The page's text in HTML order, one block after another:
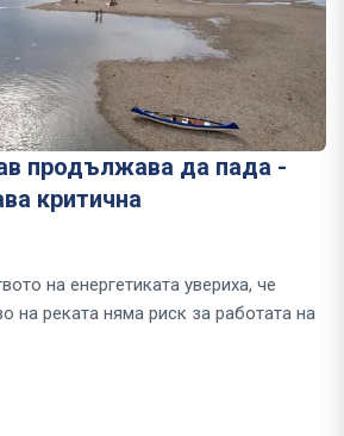
продължава да пада -
критична
на енергетиката увериха, че
на реката няма риск за работата на